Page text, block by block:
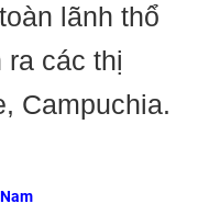
lãnh thổ
ra các thị
Campuchia.